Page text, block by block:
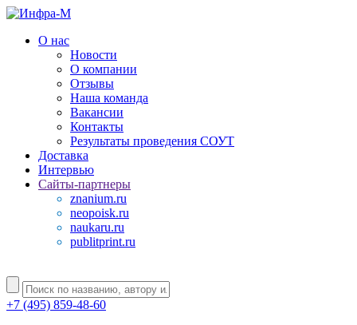
О нас
Новости
О компании
Отзывы
Наша команда
Вакансии
Контакты
Результаты проведения СОУТ
Доставка
Интервью
Сайты-партнеры
znanium.ru
neopoisk.ru
naukaru.ru
publitprint.ru
+7 (495) 859-48-60